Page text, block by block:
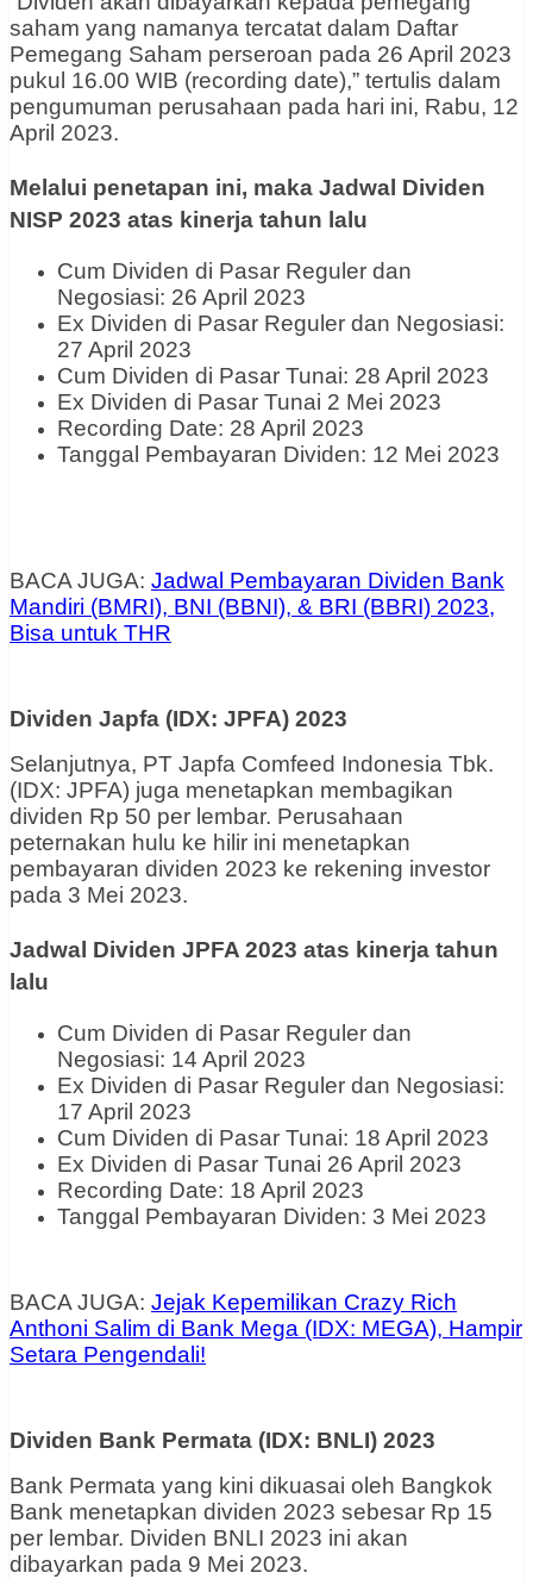
saham yang namanya tercatat dalam Daftar
Pemegang Saham perseroan pada 26 April 2023
pukul 16.00 WIB (recording date),” tertulis dalam
pengumuman perusahaan pada hari ini, Rabu, 12
April 2023.
Melalui penetapan ini, maka Jadwal Dividen
NISP 2023 atas kinerja tahun lalu
Cum Dividen di Pasar Reguler dan
Negosiasi: 26 April 2023
Ex Dividen di Pasar Reguler dan Negosiasi:
27 April 2023
Cum Dividen di Pasar Tunai: 28 April 2023
Ex Dividen di Pasar Tunai 2 Mei 2023
Recording Date: 28 April 2023
Tanggal Pembayaran Dividen: 12 Mei 2023
BACA JUGA: Jadwal Pembayaran Dividen Bank
Mandiri (BMRI), BNI (BBNI), & BRI (BBRI) 2023,
Bisa untuk THR
Dividen Japfa (IDX: JPFA) 2023
Selanjutnya, PT Japfa Comfeed Indonesia Tbk.
(IDX: JPFA) juga menetapkan membagikan
dividen Rp 50 per lembar. Perusahaan
peternakan hulu ke hilir ini menetapkan
pembayaran dividen 2023 ke rekening investor
pada 3 Mei 2023.
Jadwal Dividen JPFA 2023 atas kinerja tahun
lalu
Cum Dividen di Pasar Reguler dan
Negosiasi: 14 April 2023
Ex Dividen di Pasar Reguler dan Negosiasi:
17 April 2023
Cum Dividen di Pasar Tunai: 18 April 2023
Ex Dividen di Pasar Tunai 26 April 2023
Recording Date: 18 April 2023
Tanggal Pembayaran Dividen: 3 Mei 2023
BACA JUGA: Jejak Kepemilikan Crazy Rich
Anthoni Salim di Bank Mega (IDX: MEGA), Hampir
Setara Pengendali!
Dividen Bank Permata (IDX: BNLI) 2023
Bank Permata yang kini dikuasai oleh Bangkok
Bank menetapkan dividen 2023 sebesar Rp 15
per lembar. Dividen BNLI 2023 ini akan
dibayarkan pada 9 Mei 2023.